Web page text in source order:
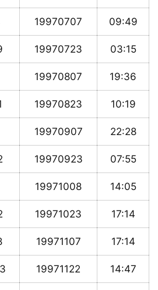
19970707 09:49
19970723 03:15
19970807 19:36
19970823 10:19
19970907 22:28
19970923 07:55
19971008 14:05
19971023 17:14
19971107 17:14
19971122 14:47